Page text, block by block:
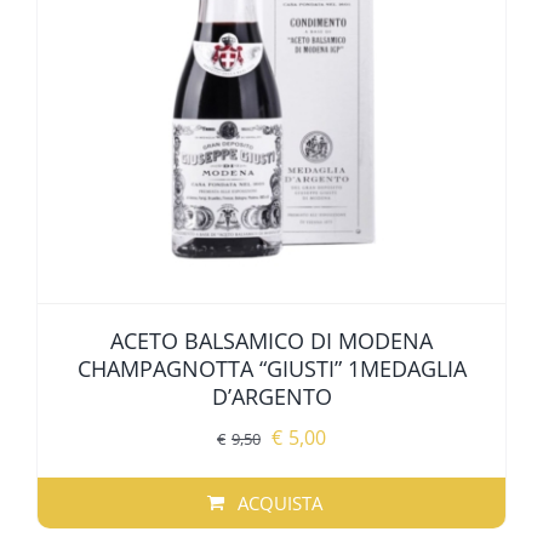
ALTRE SPECIALITÀ
SPECIALITÀ REGIONALI
ACETO BALSAMICO DI MODENA
CHAMPAGNOTTA “GIUSTI” 1MEDAGLIA
D’ARGENTO
€ 9,50 Il
originale
era:
€ 5,00Il
è:
ACQUISTA